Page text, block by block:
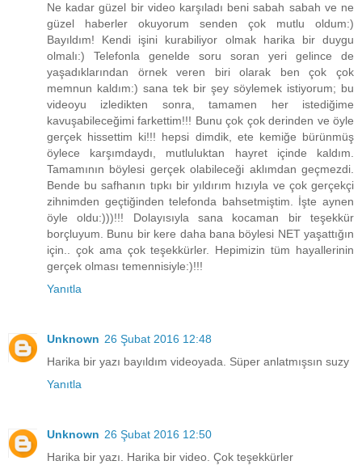
Ne kadar güzel bir video karşıladı beni sabah sabah ve ne
güzel haberler okuyorum senden çok mutlu oldum:)
Bayıldım! Kendi işini kurabiliyor olmak harika bir duygu
olmalı:) Telefonla genelde soru soran yeri gelince de
yaşadıklarından örnek veren biri olarak ben çok çok
memnun kaldım:) sana tek bir şey söylemek istiyorum; bu
videoyu izledikten sonra, tamamen her istediğime
kavuşabileceğimi farkettim!!! Bunu çok çok derinden ve öyle
gerçek hissettim ki!!! hepsi dimdik, ete kemiğe bürünmüş
öylece karşımdaydı, mutluluktan hayret içinde kaldım.
Tamamının böylesi gerçek olabileceği aklımdan geçmezdi.
Bende bu safhanın tıpkı bir yıldırım hızıyla ve çok gerçekçi
zihnimden geçtiğinden telefonda bahsetmiştim. İşte aynen
öyle oldu:)))!!! Dolayısıyla sana kocaman bir teşekkür
borçluyum. Bunu bir kere daha bana böylesi NET yaşattığın
için.. çok ama çok teşekkürler. Hepimizin tüm hayallerinin
gerçek olması temennisiyle:)!!!
Yanıtla
Unknown 26 Şubat 2016 12:48
Harika bir yazı bayıldım videoyada. Süper anlatmışsın suzy
Yanıtla
Unknown 26 Şubat 2016 12:50
Harika bir yazı. Harika bir video. Çok teşekkürler